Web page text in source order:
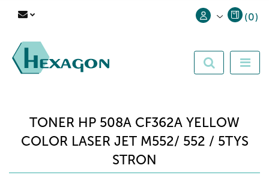
Zarejestruj się
(0)
TONER HP 508A CF362A YELLOW
COLOR LASER JET M552/ 552 / 5TYS
STRON